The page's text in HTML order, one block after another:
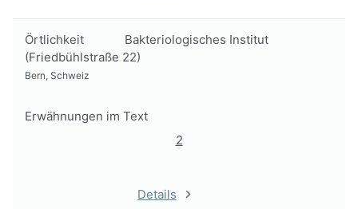
Örtlichkeit
Bakteriologisches Institut
(Friedbühlstraße 22)
Bern, Schweiz
Erwähnungen im Text
2
Details